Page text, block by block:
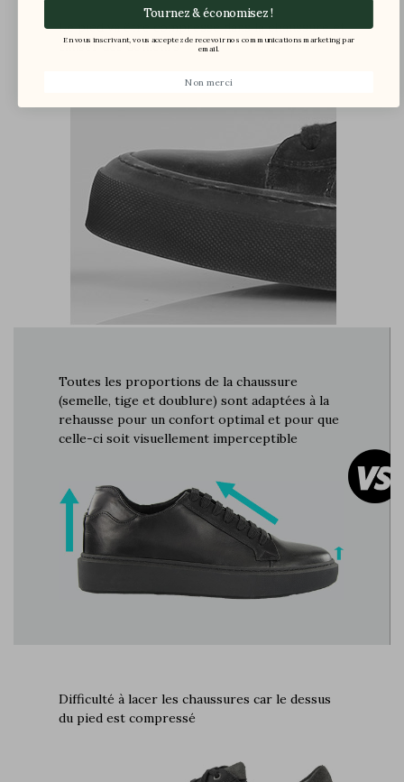
Le pied va être compressé dans la chaussure et
causer des douleurs
Toutes les proportions de la chaussure
(semelle, tige et doublure) sont adaptées à la
rehausse pour un confort optimal et pour que
celle-ci soit visuellement imperceptible
Difficulté à lacer les chaussures car le dessus
du pied est compressé
Tournez & économisez !
En vous inscrivant, vous acceptez de recevoir nos communications marketing par
email.
Non merci